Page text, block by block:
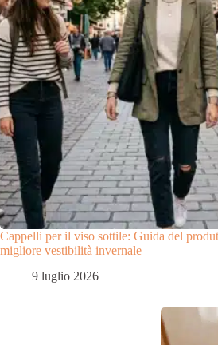
Cappelli per il viso sottile: Guida del
migliore vestibilità invernale
9 luglio 2026